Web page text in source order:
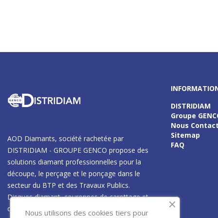
AOD Diamants, société rachetée par
DISTRIDIAM - GROUPE GENCO propose des
solutions diamant professionnelles pour la
découpe, le perçage et le ponçage dans le
secteur du BTP et des Travaux Publics.
Disques diamant, couronnes de carottage et
outils techniques adaptés aux matériaux les
DISTRIDIAM
Groupe
Nous
Sitemap
FAQ
Nous utilisons des cookies tiers pour